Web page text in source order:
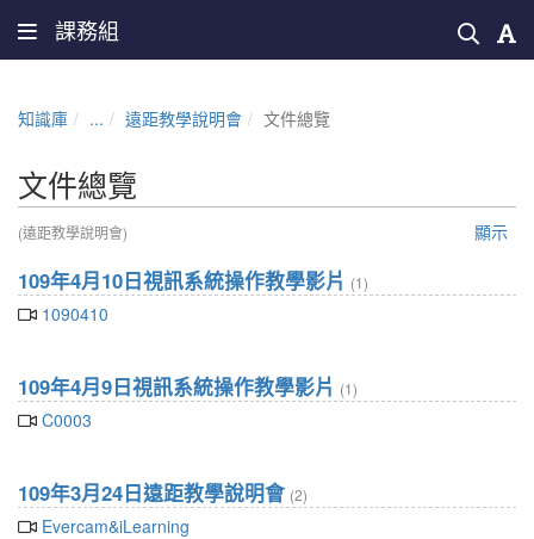
課務組
知識庫 ... 遠距教學說明會 文件總覽
文件總覽
(遠距教學說明會) 顯示
109年4月10日視訊系統操作教學影片 (1)
1090410
109年4月9日視訊系統操作教學影片 (1)
C0003
109年3月24日遠距教學說明會 (2)
Evercam&iLearning